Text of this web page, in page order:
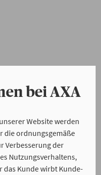
bei AXA
Website werden
die ordnungsgemäße
Verbesserung der
Nutzungsverhaltens,
Kunde wirbt Kunde-